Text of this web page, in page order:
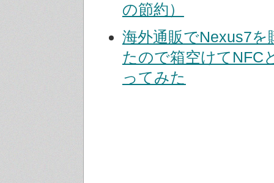
の節約）
海外通販でNexus7を
たので箱空けてNFC
ってみた